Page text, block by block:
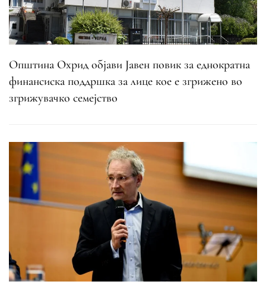
Општина Охрид објави Јавен повик за еднократна
финансиска поддршка за лице кое е згрижено во
згрижувачко семејство